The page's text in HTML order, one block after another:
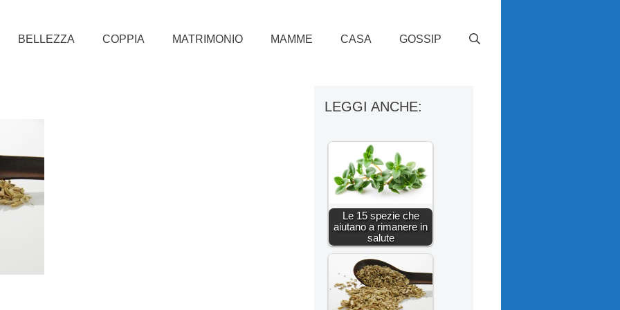
BELLEZZA COPPIA MATRIMONIO MAMME CASA GOSSIP
LEGGI ANCHE:
Le 15 spezie che
aiutano a rimanere in
salute